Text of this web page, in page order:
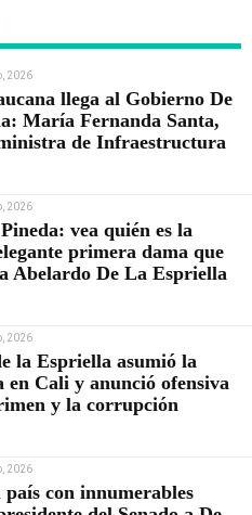
2026
llega al Gobierno De
María Fernanda Santa,
de Infraestructura
2026
vea quién es la
primera dama que
Abelardo De La Espriella
2026
la Espriella asumió la
en Cali y anunció ofensiva
y la corrupción
2026
país con innumerables